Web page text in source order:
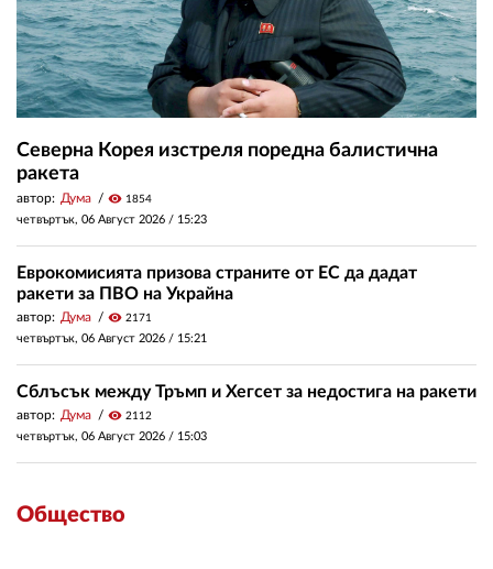
Северна Корея изстреля поредна балистична
ракета
автор: Дума visibility 1854
четвъртък, 06 Август 2026 / 15:23
Еврокомисията призова страните от ЕС да дадат
ракети за ПВО на Украйна
автор: Дума visibility 2171
четвъртък, 06 Август 2026 / 15:21
Сблъсък между Тръмп и Хегсет за недостига на ракети
автор: Дума visibility 2112
четвъртък, 06 Август 2026 / 15:03
Общество